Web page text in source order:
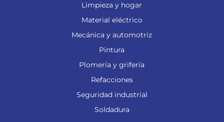
Limpieza y hogar
Material eléctrico
Mecánica y automotriz
Pintura
Plomería y grifería
Refacciones
Seguridad industrial
Soldadura